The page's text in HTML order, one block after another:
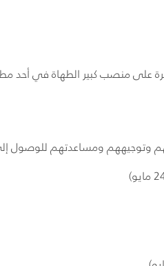
على منصب كبير الطهاة في أحد
وتوجيههم ومساعدتهم للوصول